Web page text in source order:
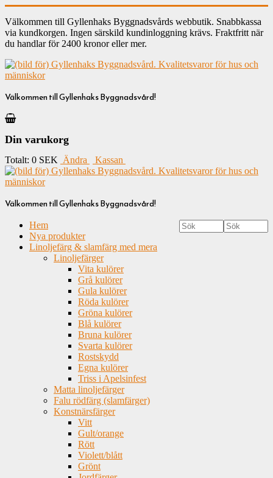
Välkommen till Gyllenhaks Byggnadsvårds webbutik. Snabbkassa
via kundkorgen. Ingen särskild kundinloggning krävs. Fraktfritt när
du handlar för 2400 kronor eller mer.
Välkommen till Gyllenhaks Byggnadsvård!
Din varukorg
Totalt: 0 SEK Ändra Kassan
Välkommen till Gyllenhaks Byggnadsvård!
Hem
Nya produkter
Linoljefärg & slamfärg med mera
Linoljefärger
Vita kulörer
Grå kulörer
Gula kulörer
Röda kulörer
Gröna kulörer
Blå kulörer
Bruna kulörer
Svarta kulörer
Rostskydd
Egna kulörer
Triss i Apelsinfest
Matta linoljefärger
Falu rödfärg (slamfärger)
Konstnärsfärger
Vitt
Gult/orange
Rött
Violett/blått
Grönt